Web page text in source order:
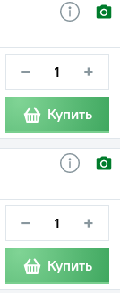
− +
Купить
− +
Купить